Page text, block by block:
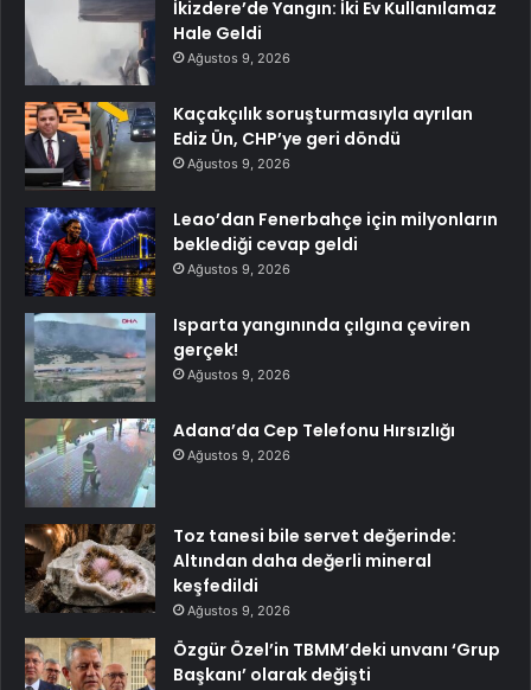
İkizdere’de Yangın: İki Ev Kullanılamaz
Hale Geldi
Ağustos 9, 2026
Kaçakçılık soruşturmasıyla ayrılan
Ediz Ün, CHP’ye geri döndü
Ağustos 9, 2026
Leao’dan Fenerbahçe için milyonların
beklediği cevap geldi
Ağustos 9, 2026
Isparta yangınında çılgına çeviren
gerçek!
Ağustos 9, 2026
Adana’da Cep Telefonu Hırsızlığı
Ağustos 9, 2026
Toz tanesi bile servet değerinde:
Altından daha değerli mineral
keşfedildi
Ağustos 9, 2026
Özgür Özel’in TBMM’deki unvanı ‘Grup
Başkanı’ olarak değişti